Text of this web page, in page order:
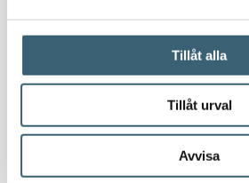
Tillåt alla
Tillåt urval
Avvisa
Kemikalietankar
Verkstad
Uppsamlingskärl för fat & IBC
Spilloljetankar & utrustning